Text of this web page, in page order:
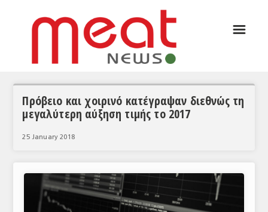
ΣΥΝΕΝΤΕΥΞΕΙΣ
ΘΕΜΑΤΑ
ΚΟΣΜΟΣ
☰
Πρόβειο και χοιρινό κατέγραψαν διεθνώς τη
μεγαλύτερη αύξηση τιμής το 2017
25 January 2018